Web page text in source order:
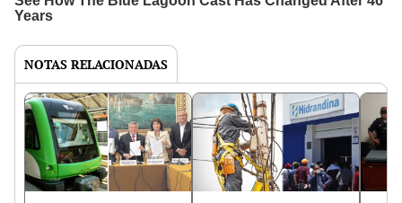
NOTAS RELACIONADAS